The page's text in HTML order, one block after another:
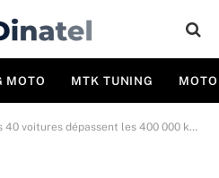
MOTO MTK TUNING
voitures dépassent les 400 000 km sans souci